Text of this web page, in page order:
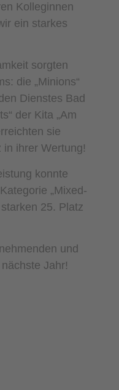
Kolleginnen
ein starkes
sorgten
die „Minions“
Dienstes Bad
der Kita „Am
sie
ihrer Wertung!
konnte
„Mixed-
25. Platz
und
Jahr!